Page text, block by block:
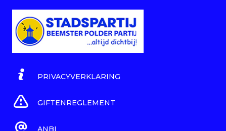
PRIVACYVERKLARING
GIFTENREGLEMENT
ANBI